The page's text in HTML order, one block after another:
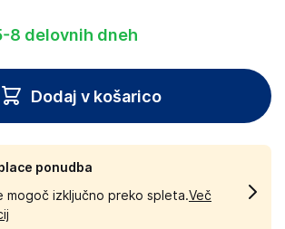
8 delovnih dneh
Dodaj v košarico
ponudba
mogoč izključno preko spleta.Več